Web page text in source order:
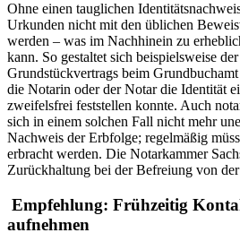
Ohne einen tauglichen
Urkunden nicht mit den üblichen
werden – was im Nachhinein zu
kann. So gestaltet sich beispielsweise
Grundstückvertrags beim
die Notarin oder der Notar die Identität
zweifelsfrei feststellen konnte. Auch
sich in einem solchen Fall nicht mehr
Nachweis der Erbfolge; regelmäßig
erbracht werden. Die Notarkammer
Zurückhaltung bei der Befreiung von
Empfehlung: Frühzeitig
aufnehmen